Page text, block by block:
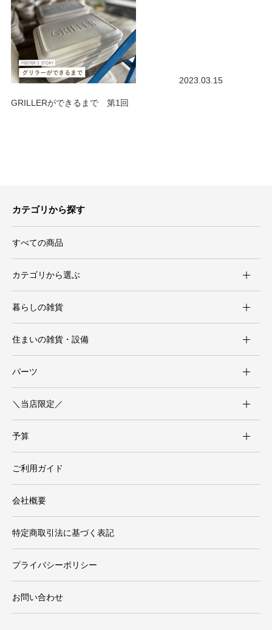
2023.03.15
GRILLERができるまで 第1回
カテゴリから探す
すべての商品
カテゴリから選ぶ
暮らしの雑貨
住まいの雑貨・設備
パーツ
＼当店限定／
予算
ご利用ガイド
会社概要
特定商取引法に基づく表記
プライバシーポリシー
お問い合わせ